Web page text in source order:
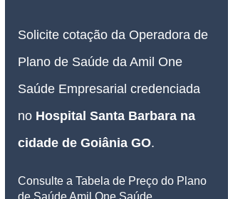
Solicite cotação da Operadora de
Plano de Saúde da Amil One
Saúde Empresarial credenciada
no Hospital Santa Barbara na
cidade de Goiânia GO.
Consulte a Tabela de Preço do Plano
de Saúde Amil One Saúde